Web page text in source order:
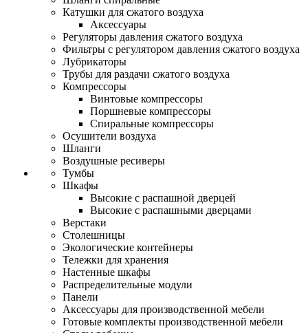
Катушки для сжатого воздуха
Аксессуары
Регуляторы давления сжатого воздуха
Фильтры с регулятором давления сжатого воздуха
Лубрикаторы
Трубы для раздачи сжатого воздуха
Компрессоры
Винтовые компрессоры
Поршневые компрессоры
Спиральные компрессоры
Осушители воздуха
Шланги
Воздушные ресиверы
Тумбы
Шкафы
Высокие с распашной дверцей
Высокие с распашными дверцами
Верстаки
Столешницы
Экологические контейнеры
Тележки для хранения
Настенные шкафы
Распределительные модули
Панели
Аксессуары для производственной мебели
Готовые комплекты производственной мебели